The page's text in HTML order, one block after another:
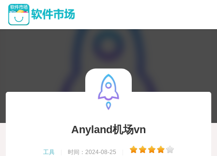
Anyland机场vn
工具 时间：2024-08-25